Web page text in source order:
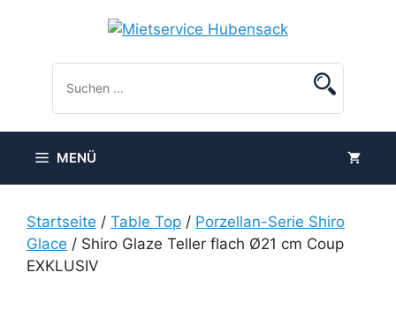
MENÜ
Startseite / Table Top / Porzellan-Serie Shiro
Glace / Shiro Glaze Teller flach Ø21 cm Coup
EXKLUSIV